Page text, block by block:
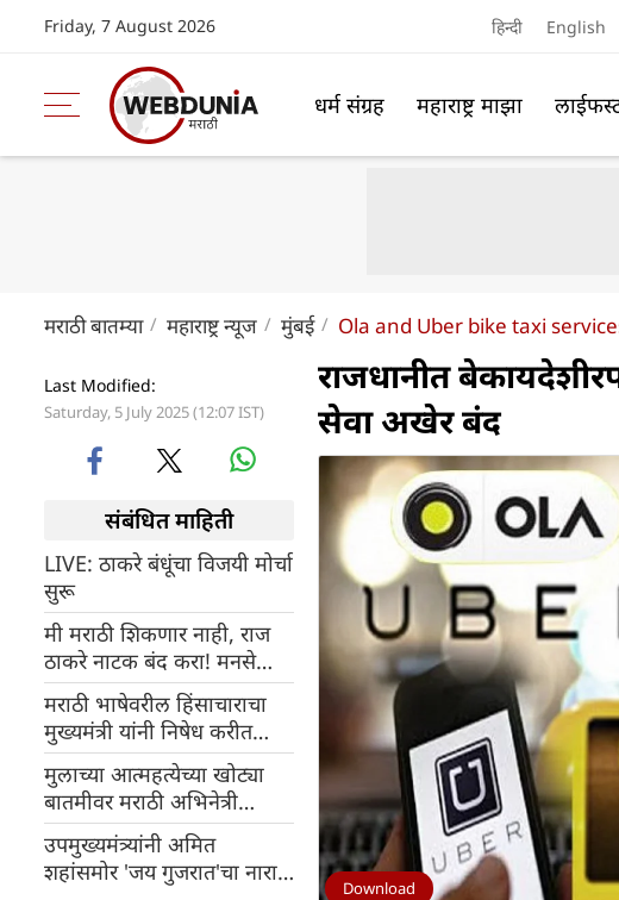
Friday, 7 August 2026 हिन्दी English
धर्म संग्रह महाराष्ट्र माझा
मराठी बातम्या महाराष्ट्र न्यूज मुंबई Ola and Uber bike taxi
Last Modified:
Saturday, 5 July 2025 (12:07 IST)
संबंधित माहिती
LIVE: ठाकरे बंधूंचा विजयी मोर्चा
सुरू
मी मराठी शिकणार नाही, राज
ठाकरे नाटक बंद करा! मनसे
प्रमुखांना आव्हान देणारा सुशील
केडिया कोण आहे?
मराठी भाषेवरील हिंसाचाराचा
मुख्यमंत्री यांनी निषेध करीत
कायदेशीर कारवाईचा इशारा
दिला
मुलाच्या आत्महत्येच्या खोट्या
बातमीवर मराठी अभिनेत्री
संतापली
उपमुख्यमंत्र्यांनी अमित
शहांसमोर 'जय गुजरात'चा नारा
राजधानीत
सेवा अखेर बंद
Download